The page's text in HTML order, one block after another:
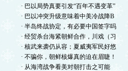
· 巴以局势真要引发“百年不遇变革”
· 巴以冲突升级意味着中美冷战降B
· 半岛终战协定，有必要中国签字吗
· 经贸杀台海紧朝鲜合作，川戏（习
· 核武来袭仍从容；夏威夷军民好悠
· 不骗你，朝鲜核爆真的迫在眉睫！
· 从海湾战争看美对朝打击之可能